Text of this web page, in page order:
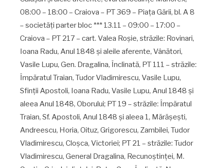
08:00 – 18:00 – Craiova – PT 369 – Piaţa Gării, bl. A 8
– societăţi parter bloc *** 13.11 – 09:00 – 17:00 –
Craiova – PT 217 – cart. Valea Roşie, străzile: Rovinari,
Ioana Radu, Anul 1848 şi aleile aferente, Vânători,
Vasile Lupu, Gen. Dragalina, Înclinată, PT 111 – străzile:
Împăratul Traian, Tudor Vladimirescu, Vasile Lupu,
Sfinţii Apostoli, Ioana Radu, Vasile Lupu, Anul 1848 şi
aleea Anul 1848, Oborului; PT 19 – străzile: Împăratul
Traian, Sf. Apostoli, Anul 1848 şi aleea 1, Mărăşeşti,
Andreescu, Horia, Oituz, Grigorescu, Zambilei, Tudor
Vladimirescu, Cloşca, Victoriei; PT 21 – străzile: Tudor
Vladimirescu, General Dragalina, Recunoştinţei, M.